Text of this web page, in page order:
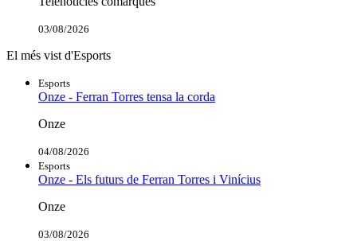
03/08/2026
El més vist d'Esports
Esports
Onze - Ferran Torres tensa la corda
Onze
04/08/2026
Esports
Onze - Els futurs de Ferran Torres i Vinícius
Onze
03/08/2026